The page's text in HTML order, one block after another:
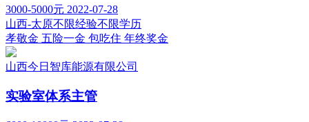
3000-5000元 2022-07-28
山西-太原不限经验不限学历
孝敬金 五险一金 包吃住 年终奖金
山西今日智库能源有限公司
实验室体系主管